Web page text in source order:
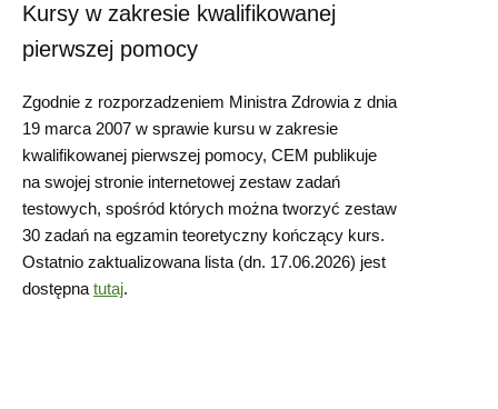
Kursy w zakresie kwalifikowanej
pierwszej pomocy
Zgodnie z rozporzadzeniem Ministra Zdrowia z dnia
19 marca 2007 w sprawie kursu w zakresie
kwalifikowanej pierwszej pomocy, CEM publikuje
na swojej stronie internetowej zestaw zadań
testowych, spośród których można tworzyć zestaw
30 zadań na egzamin teoretyczny kończący kurs.
Ostatnio zaktualizowana lista (dn. 17.06.2026) jest
dostępnatutaj.